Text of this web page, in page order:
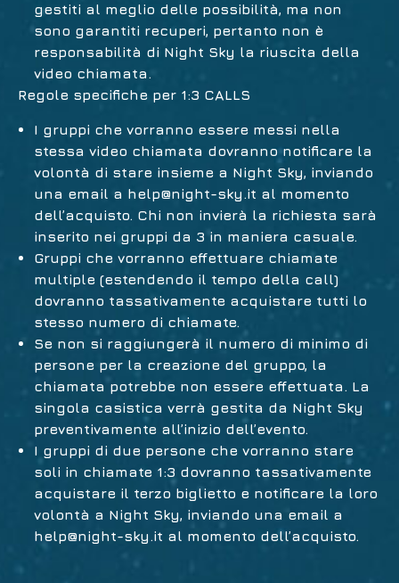
gestiti al meglio delle possibilità, ma non
sono garantiti recuperi, pertanto non è
responsabilità di Night Sky la riuscita della
video chiamata.
Regole specifiche per 1:3 CALLS
I gruppi che vorranno essere messi nella
stessa video chiamata dovranno notificare la
volontà di stare insieme a Night Sky, inviando
una email a help@night-sky.it al momento
dell’acquisto. Chi non invierà la richiesta sarà
inserito nei gruppi da 3 in maniera casuale.
Gruppi che vorranno effettuare chiamate
multiple (estendendo il tempo della call)
dovranno tassativamente acquistare tutti lo
stesso numero di chiamate.
Se non si raggiungerà il numero di minimo di
persone per la creazione del gruppo, la
chiamata potrebbe non essere effettuata. La
singola casistica verrà gestita da Night Sky
preventivamente all’inizio dell’evento.
I gruppi di due persone che vorranno stare
soli in chiamate 1:3 dovranno tassativamente
acquistare il terzo biglietto e notificare la loro
volontà a Night Sky, inviando una email a
help@night-sky.it al momento dell’acquisto.